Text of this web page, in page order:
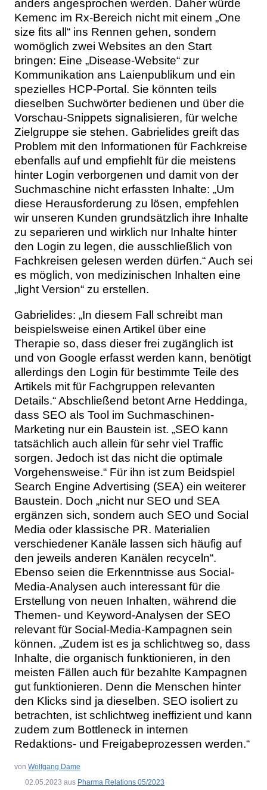
anders angesprochen werden. Daher würde
Kemenc im Rx-Bereich nicht mit einem „One
size fits all“ ins Rennen gehen, sondern
womöglich zwei Websites an den Start
bringen: Eine „Disease-Website“ zur
Kommunikation ans Laienpublikum und ein
spezielles HCP-Portal. Sie könnten teils
dieselben Suchwörter bedienen und über die
Vorschau-Snippets signalisieren, für welche
Zielgruppe sie stehen. Gabrielides greift das
Problem mit den Informationen für Fachkreise
ebenfalls auf und empfiehlt für die meistens
hinter Login verborgenen und damit von der
Suchmaschine nicht erfassten Inhalte: „Um
diese Herausforderung zu lösen, empfehlen
wir unseren Kunden grundsätzlich ihre Inhalte
zu separieren und wirklich nur Inhalte hinter
den Login zu legen, die ausschließlich von
Fachkreisen gelesen werden dürfen.“ Auch sei
es möglich, von medizinischen Inhalten eine
„light Version“ zu erstellen.
Gabrielides: „In diesem Fall schreibt man
beispielsweise einen Artikel über eine
Therapie so, dass dieser frei zugänglich ist
und von Google erfasst werden kann, benötigt
allerdings den Login für bestimmte Teile des
Artikels mit für Fachgruppen relevanten
Details.“ Abschließend betont Arne Heddinga,
dass SEO als Tool im Suchmaschinen-
Marketing nur ein Baustein ist. „SEO kann
tatsächlich auch allein für sehr viel Traffic
sorgen. Jedoch ist das nicht die optimale
Vorgehensweise.“ Für ihn ist zum Beidspiel
Search Engine Advertising (SEA) ein weiterer
Baustein. Doch „nicht nur SEO und SEA
ergänzen sich, sondern auch SEO und Social
Media oder klassische PR. Materialien
verschiedener Kanäle lassen sich häufig auf
den jeweils anderen Kanälen recyceln“.
Ebenso seien die Erkenntnisse aus Social-
Media-Analysen auch interessant für die
Erstellung von neuen Inhalten, während die
Themen- und Keyword-Analysen der SEO
relevant für Social-Media-Kampagnen sein
können. „Zudem ist es ja schlichtweg so, dass
Inhalte, die organisch funktionieren, in den
meisten Fällen auch für bezahlte Kampagnen
gut funktionieren. Denn die Menschen hinter
den Klicks sind ja dieselben. SEO isoliert zu
betrachten, ist schlichtweg ineffizient und kann
zudem zum Bottleneck in internen
Redaktions- und Freigabeprozessen werden.“
von Wolfgang Dame
02.05.2023 aus Pharma Relations 05/2023